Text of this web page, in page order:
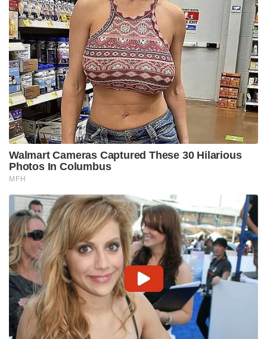
Walmart Cameras Captured These 30 Hilarious
Photos In Columbus
MFH